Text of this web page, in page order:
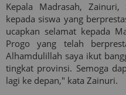
Kepala Madrasah, Zainuri,
kepada siswa yang
ucapkan selamat kepada
Progo yang telah
Alhamdulillah saya ikut
tingkat provinsi. Semoga
lagi ke depan," kata Zainuri.